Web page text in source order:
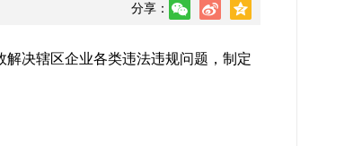
分享：
决辖区企业各类违法违规问题，制定